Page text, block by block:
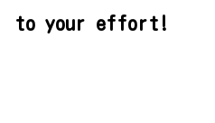
to your effort!